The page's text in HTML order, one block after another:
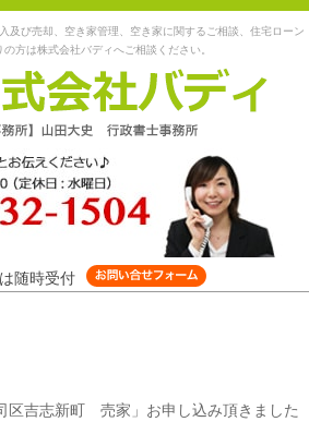
及び売却、空き家管理、空き家に関するご相談、住宅ローン
方は株式会社バディへご相談ください。
随時受付
区吉志新町 売家」お申し込み頂きました